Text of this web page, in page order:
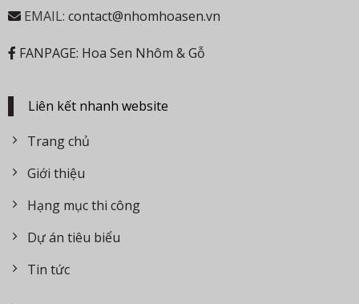
EMAIL: contact@nhomhoasen.vn
FANPAGE: Hoa Sen Nhôm & Gỗ
Liên kết nhanh website
Trang chủ
Giới thiệu
Hạng mục thi công
Dự án tiêu biểu
Tin tức